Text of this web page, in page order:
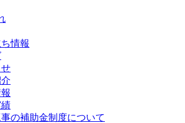
情報
の補助金制度について